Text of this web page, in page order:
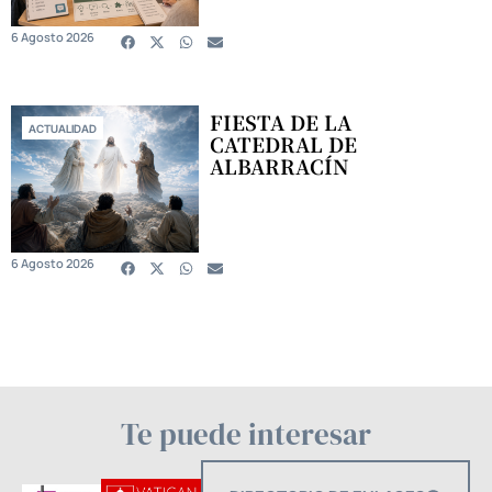
6 Agosto 2026
ACTUALIDAD FIESTA DE LA
CATEDRAL DE
ALBARRACÍN
6 Agosto 2026
Te puede interesar